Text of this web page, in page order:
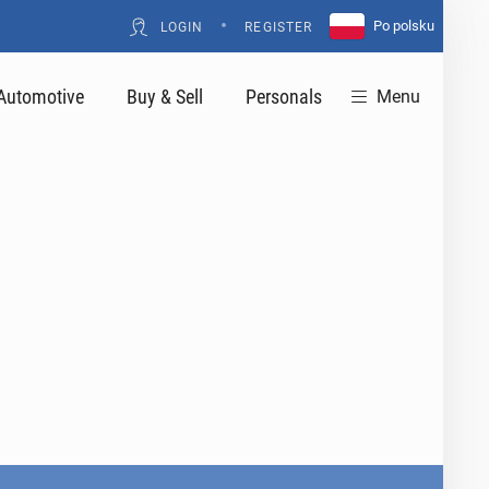
LOGIN • REGISTER Po polsku
Buy & Sell Personals Menu